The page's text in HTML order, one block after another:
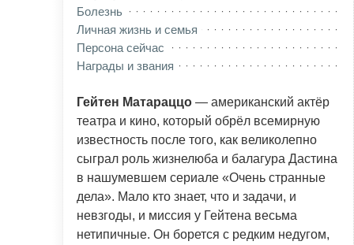
Болезнь
Личная жизнь и семья
Персона сейчас
Награды и звания
Гейтен Матараццо — американский актёр
театра и кино, который обрёл всемирную
известность после того, как великолепно
сыграл роль жизнелюба и балагура Дастина
в нашумевшем сериале «Очень странные
дела». Мало кто знает, что и задачи, и
невзгоды, и миссия у Гейтена весьма
нетипичные. Он борется с редким недугом,